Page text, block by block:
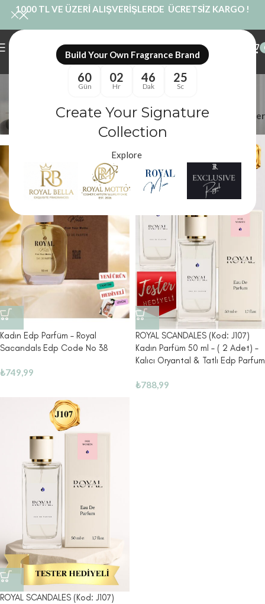
Build Your Own Fragrance Brand
60
Gün
02
Hr
46
Dak
24
Sc
Create Your Signature
Collection
Explore
1000 TL VE ÜZERİ ALIŞVERİŞLERDE ÜCRETSİZ KARGO !
scandal muadili
Royal Mum
Ürünler “scandal muadili” olarak etiketlendi Filtreler
Kadın Edp Parfüm – Royal
Sacandals Edp Code No 38
₺749,99
ROYAL SCANDALES (Kod: J107)
Kadın Parfüm 50 ml – ( 2 Adet) –
Kalıcı Oryantal & Tatlı Edp Parfum
₺788,99
ROYAL SCANDALES (Kod: J107)